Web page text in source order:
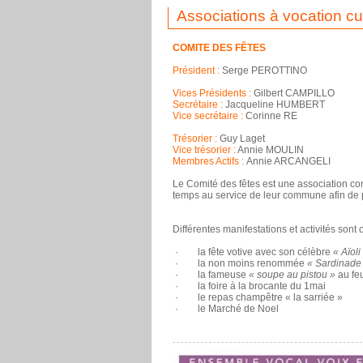
Associations à vocation
COMITE DES FÊTES
Président : Serge PEROTTINO
Vices Présidents : Gilbert CAMPILLO
Secrétaire : Jacqueline HUMBERT
Vice secrétaire : Corinne RE
Trésorier : Guy Laget
Vice trésorier :Annie MOULIN
Membres Actifs : Annie ARCANGELI
Le Comité des fêtes est une association
temps au service de leur commune afin
Différentes manifestations et activités sont
· la fête votive avec son célèbre « Aïoli
· la non moins renommée « Sardinade
· la fameuse « soupe au pistou » au
· la foire à la brocante du 1mai
· le repas champêtre « la sarriée »
· le Marché de Noel